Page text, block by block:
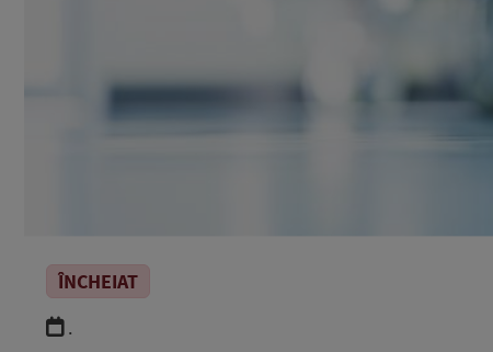
ÎNCHEIAT
.